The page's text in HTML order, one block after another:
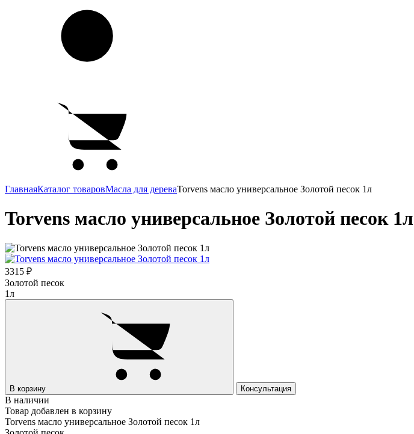
ГлавнаяКаталог товаровМасла для дереваTorvens масло универсальное Золотой песок 1л
Torvens масло универсальное Золотой песок 1л
3315 ₽
Золотой песок
1л
В корзину Консультация
В наличии
Товар добавлен в корзину
Torvens масло универсальное Золотой песок 1л